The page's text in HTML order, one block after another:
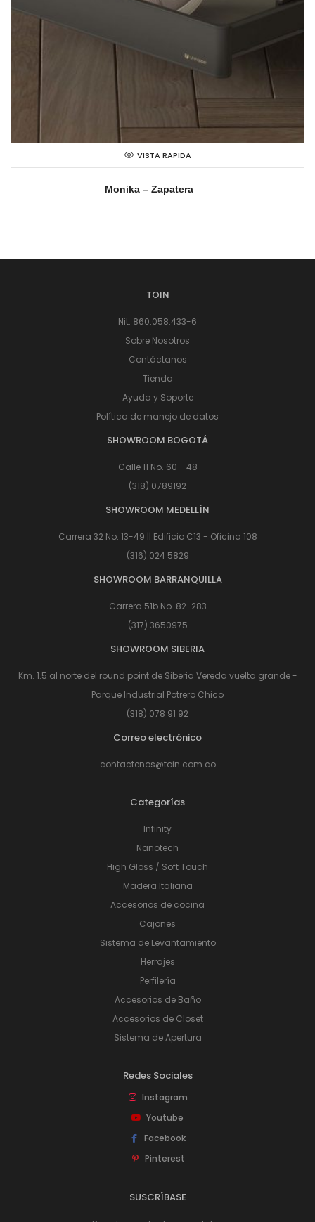
VISTA RAPIDA
Monika – Zapatera
TOIN
Nit: 860.058.433-6
Sobre Nosotros
Contáctanos
Tienda
Ayuda y Soporte
Política de manejo de datos
SHOWROOM BOGOTÁ
Calle 11 No. 60 - 48
(318) 0789192
SHOWROOM MEDELLÍN
Carrera 32 No. 13-49 || Edificio C13 - Oficina 108
(316) 024 5829
SHOWROOM BARRANQUILLA
Carrera 51b No. 82-283
(317) 3650975
SHOWROOM SIBERIA
Km. 1.5 al norte del round point de Siberia Vereda vuelta grande -
Parque Industrial Potrero Chico
(318) 078 91 92
Correo electrónico
contactenos@toin.com.co
Categorías
Infinity
Nanotech
High Gloss / Soft Touch
Madera Italiana
Accesorios de cocina
Cajones
Sistema de Levantamiento
Herrajes
Perfilería
Accesorios de Baño
Accesorios de Closet
Sistema de Apertura
Redes Sociales
Instagram
Youtube
Facebook
Pinterest
SUSCRÍBASE